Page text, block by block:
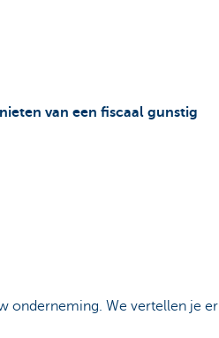
van een fiscaal gunstig
onderneming. We vertellen je er